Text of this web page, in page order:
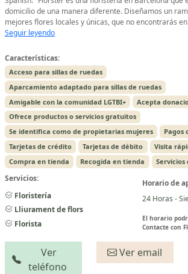
domicilio de una manera diferente. Diseñamos un
mejores flores locales y únicas, que no encontrarás
Seguir leyendo
Características:
Acceso para sillas de ruedas
Aparcamiento adaptado para sillas de ruedas
Amigable con la comunidad LGTBI+
Acepta
Ofrece productos o servicios gratuitos
Se identifica como de propietarias mujeres
Pagos
Tarjetas de crédito
Tarjetas de débito Visita
Compra en tienda
Recogida en tienda Servicios
Servicios:
Floristería
Lliurament de flors
Florista
Horario de
24 Horas -
El horario
Contacte con
Ver
teléfono
Ver email